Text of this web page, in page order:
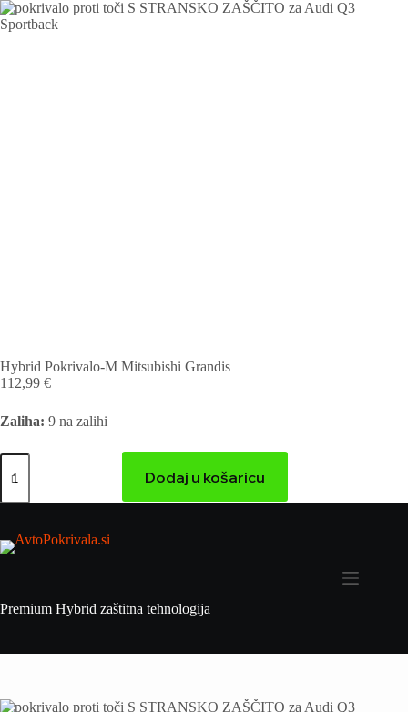
Hybrid Pokrivalo-M Mitsubishi Grandis
112,99 €
Zaliha: 9 na zalihi
Dodaj u košaricu
Premium Hybrid zaštitna tehnologija